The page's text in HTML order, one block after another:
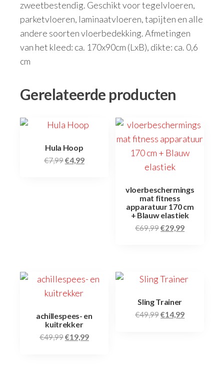
zweetbestendig. Geschikt voor tegelvloeren,
parketvloeren, laminaatvloeren, tapijten en alle
andere soorten vloerbedekking. Afmetingen
van het kleed: ca. 170x90cm (LxB), dikte: ca. 0,6
cm
Gerelateerde producten
Hula Hoop
€7,99€4,99
vloerbeschermings
mat fitness
apparatuur 170 cm
+ Blauw elastiek
€69,99€29,99
achillespees- en
kuitrekker
€49,99€19,99
Sling Trainer
€49,99€14,99